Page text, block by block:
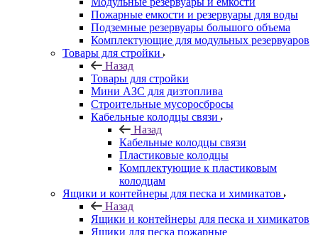
Пожарные емкости и резервуары для воды
Подземные резервуары большого объема
Комплектующие для модульных резервуаров
Товары для стройки
Назад
Товары для стройки
Мини АЗС для дизтоплива
Строительные мусоросбросы
Кабельные колодцы связи
Назад
Кабельные колодцы связи
Пластиковые колодцы
Комплектующие к пластиковым
колодцам
Ящики и контейнеры для песка и химикатов
Назад
Ящики и контейнеры для песка и химикатов
Ящики для песка пожарные